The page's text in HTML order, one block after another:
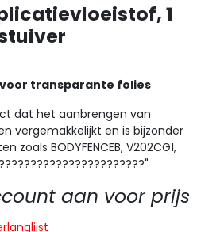
1
transparante folies
dat het aanbrengen van
vergemakkelijkt en is bijzonder
zoals BODYFENCEB, V202CG1,
aan voor prijs